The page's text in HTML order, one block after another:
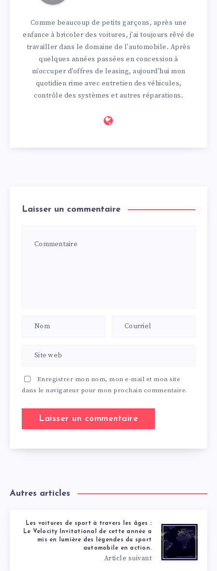
Comme beaucoup de petits garçons, après une
enfance à bricoler des voitures, j'ai toujours rêvé de
travailler dans le domaine de l'automobile. Après
quelques années passées en concession à
m'occuper d'offres de leasing, aujourd'hui mon
quotidien rime avec entretien des véhicules,
contrôle des systèmes et autres réparations.
Laisser un commentaire
Enregistrer mon nom, mon e-mail et mon site
dans le navigateur pour mon prochain commentaire.
Autres articles
Les voitures de sport à travers les âges :
Le Velocity Invitational de cette année a
mis en lumière des légendes du sport
automobile en action.
Article suivant